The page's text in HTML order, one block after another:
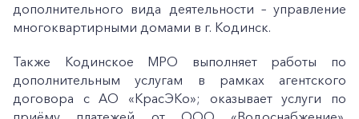
дополнительного вида деятельности – управление
многоквартирными домами в г. Кодинск.
Также Кодинское МРО выполняет работы по
дополнительным услугам в рамках агентского
договора с АО «КрасЭКо»; оказывает услуги по